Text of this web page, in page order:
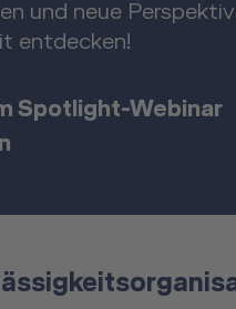
und neue
entdecken!
Spotlight-Webinar